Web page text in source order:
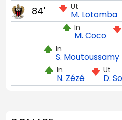
Ut
M. Lotomba
84'
In
M. Coco
In
S. Moutoussamy
Ut
D.
In
N. Zézé